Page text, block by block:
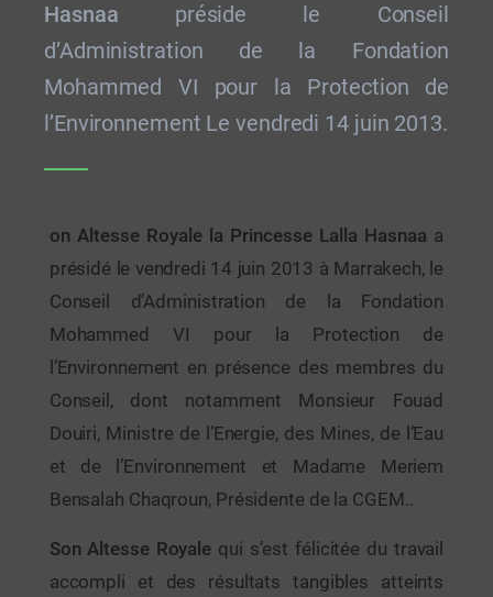
Hasnaa préside le Conseil
d’Administration de la Fondation
Mohammed VI pour la Protection de
l’Environnement Le vendredi 14 juin 2013.
on Altesse Royale la Princesse Lalla Hasnaa a
présidé le vendredi 14 juin 2013 à Marrakech, le
Conseil d’Administration de la Fondation
Mohammed VI pour la Protection de
l’Environnement en présence des membres du
Conseil, dont notamment Monsieur Fouad
Douiri, Ministre de l’Energie, des Mines, de l’Eau
et de l’Environnement et Madame Meriem
Bensalah Chaqroun, Présidente de la CGEM..
Son Altesse Royale qui s’est félicitée du travail
accompli et des résultats tangibles atteints